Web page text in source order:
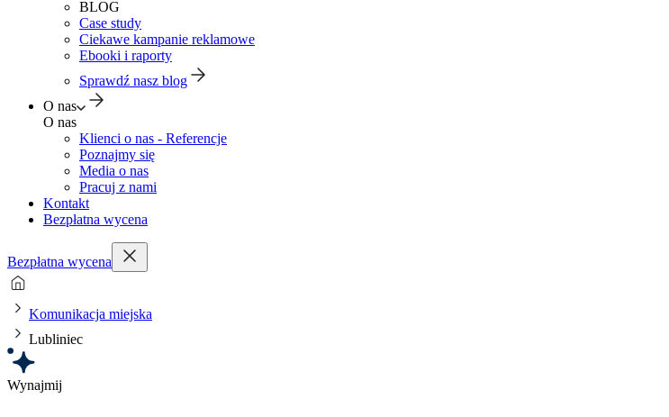
BLOG
Case study
Ciekawe kampanie reklamowe
Ebooki i raporty
Sprawdź nasz blog
O nas
O nas
Klienci o nas - Referencje
Poznajmy się
Media o nas
Pracuj z nami
Kontakt
Bezpłatna wycena
Bezpłatna wycena
Komunikacja miejska
Lubliniec
Wynajmij